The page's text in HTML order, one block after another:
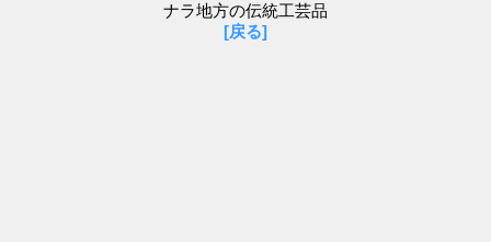
ナラ地方の伝統工芸品
[戻る]